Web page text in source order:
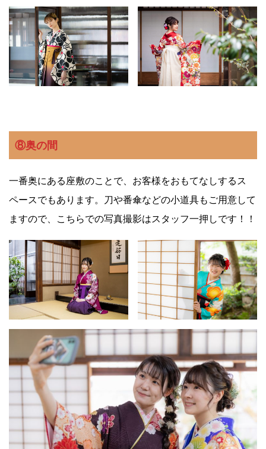
⑧奥の間
一番奥にある座敷のことで、お客様をおもてなしするス
ペースでもあります。刀や番傘などの小道具もご用意して
ますので、こちらでの写真撮影はスタッフ一押しです！！